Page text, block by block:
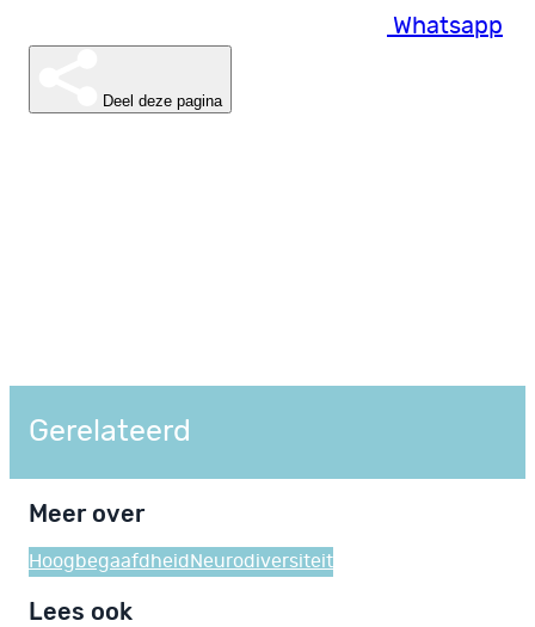
Whatsapp
Deel deze pagina
Gerelateerd
Meer over
Hoogbegaafdheid Neurodiversiteit
Lees ook